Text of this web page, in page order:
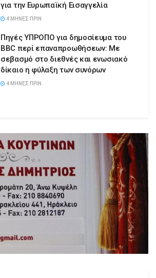
για την Ευρωπαϊκή Εισαγγελία
4 ΜΉΝΕΣ ΠΡΙΝ
Πηγές ΥΠΡΟΠΟ για δημοσίευμα του
BBC περί επαναπροωθήσεων: Με
σεβασμό στο διεθνές και ενωσιακό
δίκαιο η φύλαξη των συνόρων
4 ΜΉΝΕΣ ΠΡΙΝ